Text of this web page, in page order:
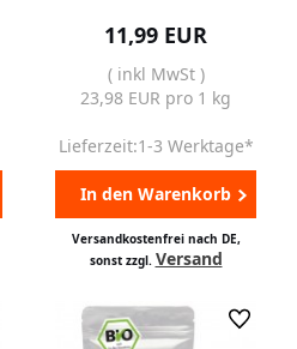
11,99 EUR
( inkl MwSt )
23,98 EUR pro 1 kg
Lieferzeit:1-3 Werktage*
In den Warenkorb
Versandkostenfrei nach DE,
sonst zzgl. Versand